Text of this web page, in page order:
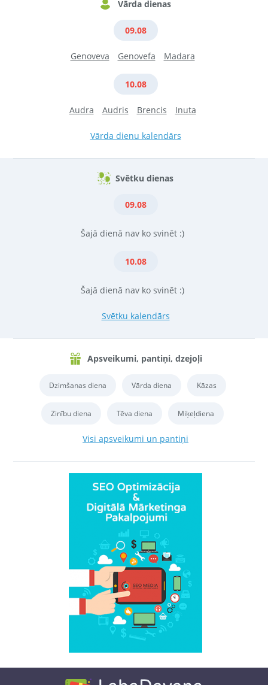
Vārda dienas
09.08
Genoveva Genovefa Madara
10.08
Audra Audris Brencis Inuta
Vārda dienu kalendārs
Svētku dienas
09.08
Šajā dienā nav ko svinēt :)
10.08
Šajā dienā nav ko svinēt :)
Svētku kalendārs
Apsveikumi, pantiņi, dzejoļi
Dzimšanas diena Vārda diena Kāzas
Zinību diena Tēva diena Miķeļdiena
Visi apsveikumi un pantiņi